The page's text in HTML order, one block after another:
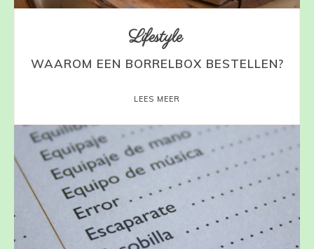
Lifestyle
WAAROM EEN BORRELBOX BESTELLEN?
LEES MEER